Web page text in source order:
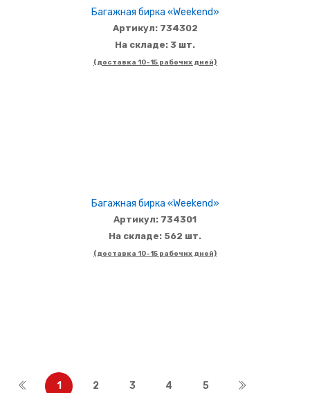
Багажная бирка «Weekend»
Артикул: 734302
На складе: 3 шт.
(доставка 10-15 рабочих дней)
Багажная бирка «Weekend»
Артикул: 734301
На складе: 562 шт.
(доставка 10-15 рабочих дней)
1 2 3 4 5